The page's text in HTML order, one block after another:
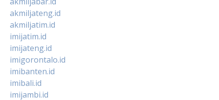
akmiljateng.id
akmiljatim.id
imijatim.id
imijateng.id
imigorontalo.id
imibanten.id
imibali.id
imijambi.id